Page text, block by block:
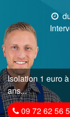
Isolation 1 euro
ans...
09 72 62 56